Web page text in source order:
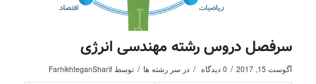
سرفصل دروس رشته مهندسی انرژی
آگوست 15, 2017 / 0 دیدگاه / در سر رشته ها / توسط FarhikhteganSharif